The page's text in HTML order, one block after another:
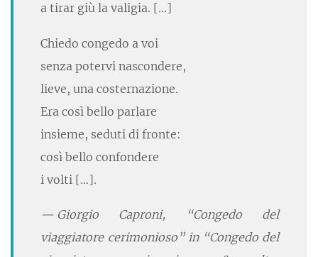
a tirar giù la valigia. […]
Chiedo congedo a voi
senza potervi nascondere,
lieve, una costernazione.
Era così bello parlare
insieme, seduti di fronte:
così bello confondere
i volti […].
Giorgio Caproni, “Congedo del
viaggiatore cerimonioso” in “Congedo del